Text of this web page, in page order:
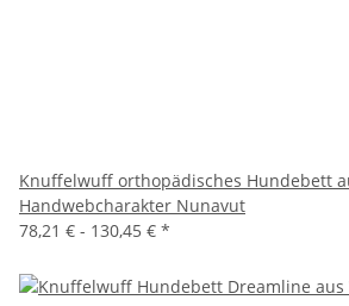
Knuffelwuff orthopädisches Hundebett
Handwebcharakter Nunavut
78,21 € - 130,45 € *